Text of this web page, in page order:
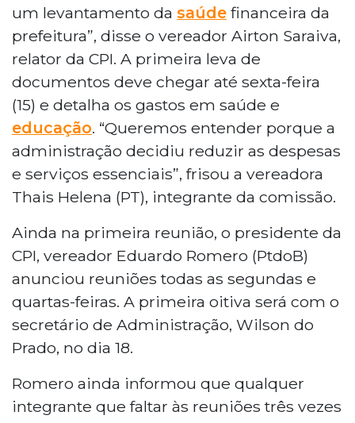
um levantamento da saúde financeira da
prefeitura”, disse o vereador Airton Saraiva,
relator da CPI. A primeira leva de
documentos deve chegar até sexta-feira
(15) e detalha os gastos em saúde e
educação. “Queremos entender porque a
administração decidiu reduzir as despesas
e serviços essenciais”, frisou a vereadora
Thais Helena (PT), integrante da comissão.
Ainda na primeira reunião, o presidente da
CPI, vereador Eduardo Romero (PtdoB)
anunciou reuniões todas as segundas e
quartas-feiras. A primeira oitiva será com o
secretário de Administração, Wilson do
Prado, no dia 18.
Romero ainda informou que qualquer
integrante que faltar às reuniões três vezes